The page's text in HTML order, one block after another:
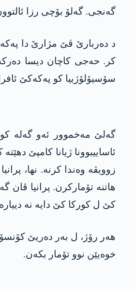
گەنجی. گەلۆ بۆچی رزا
د دەربارێ ڤێ مژارێ دا
کر. حەجی کاچان دیسا
سۆسیۆلۆژییا کو پەکەکێ
ئاساییبوونا ژیانا کامپێ
زوویڤە وەندا کرنە. نھا،
ھاتنە تۆمارکرن. پرانیا
کێ ل کورکا کێ دایە نە
ھەر رۆژ، ل بەر دەریێ
خوەیێن نوو تۆمار بکەن.